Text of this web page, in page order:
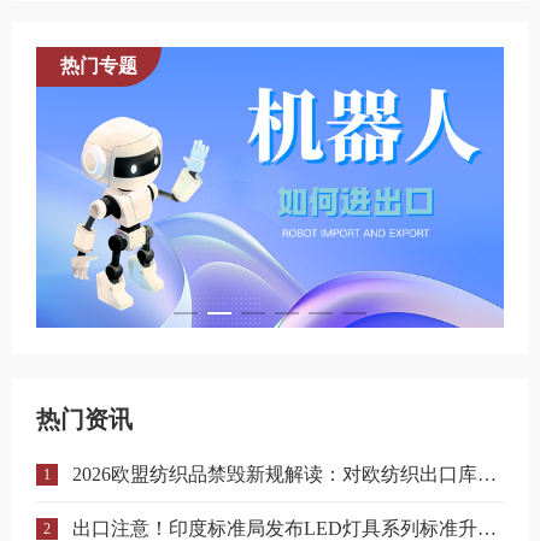
热门专题
热门资讯
1 2026欧盟纺织品禁毁新规解读：对欧纺织出口库存合规与溯源指南
2 出口注意！印度标准局发布LED灯具系列标准升级实施指南